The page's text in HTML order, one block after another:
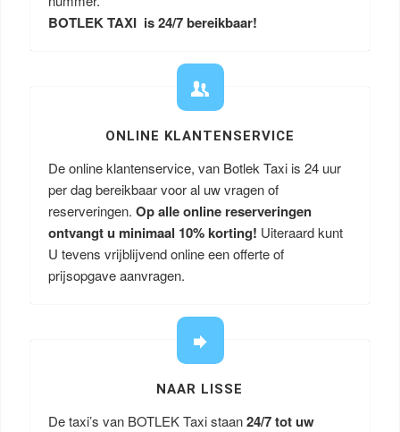
BOTLEK TAXI is 24/7 bereikbaar!
ONLINE KLANTENSERVICE
De online klantenservice, van Botlek Taxi is 24 uur
per dag bereikbaar voor al uw vragen of
reserveringen. Op alle online reserveringen
ontvangt u minimaal 10% korting! Uiteraard kunt
U tevens vrijblijvend online een offerte of
prijsopgave aanvragen.
NAAR LISSE
De taxi’s van BOTLEK Taxi staan24/7 tot uw